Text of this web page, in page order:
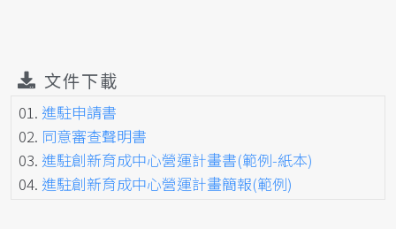
文件下載
01. 進駐申請書
02. 同意審查聲明書
03. 進駐創新育成中心營運計畫書(範例-紙本)
04. 進駐創新育成中心營運計畫簡報(範例)